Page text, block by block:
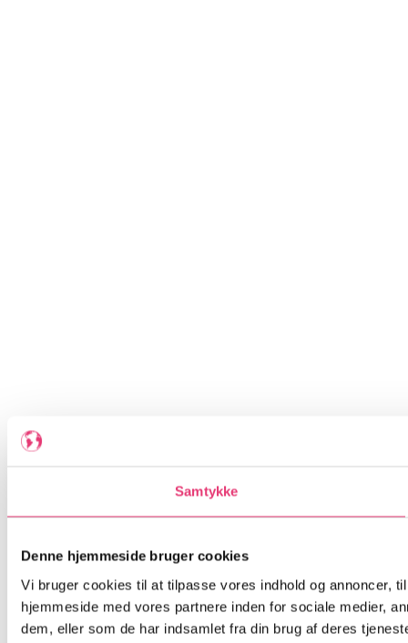
Samtykke
Denne hjemmeside bruger cookies
Vi bruger cookies til at tilpasse vores indhold og annoncer,
hjemmeside med vores partnere inden for sociale medier,
dem, eller som de har indsamlet fra din brug af deres